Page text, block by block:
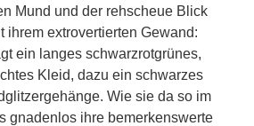
Mund und der rehscheue Blick
ihrem extrovertierten Gewand:
ein langes schwarzrotgrünes,
Kleid, dazu ein schwarzes
Wie sie da so im
gnadenlos ihre bemerkenswerte